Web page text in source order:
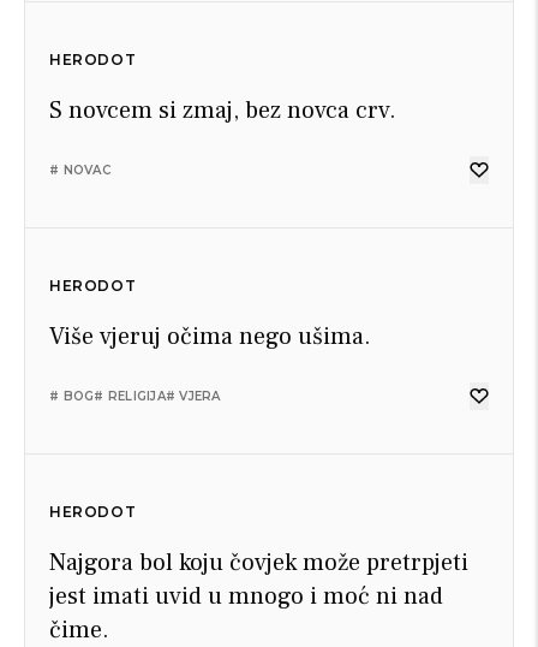
HERODOT
S novcem si zmaj, bez novca crv.
# NOVAC
HERODOT
Više vjeruj očima nego ušima.
# BOG# RELIGIJA# VJERA
HERODOT
Najgora bol koju čovjek može pretrpjeti
jest imati uvid u mnogo i moć ni nad
čime.